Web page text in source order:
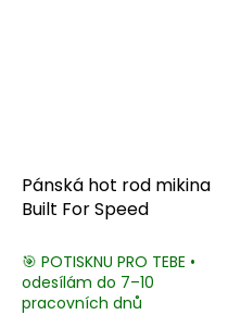
Pánská hot rod mikina
Built For Speed
🎯 POTISKNU PRO TEBE •
odesílám do 7–10
pracovních dnů